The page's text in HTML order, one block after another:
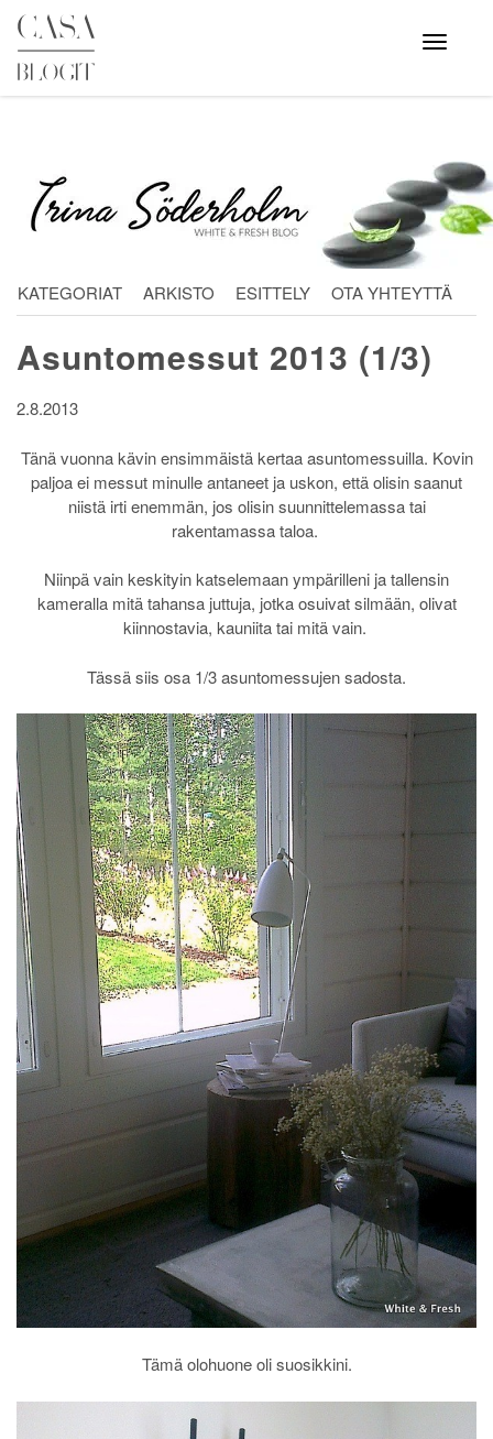
Skip
content
Avaa
valikko
KATEGORIAT ARKISTO ESITTELY OTA YHTEYTTÄ
Asuntomessut 2013 (1/3)
2.8.2013
Tänä vuonna kävin ensimmäistä kertaa asuntomessuilla. Kovin
paljoa ei messut minulle antaneet ja uskon, että olisin saanut
niistä irti enemmän, jos olisin suunnittelemassa tai
rakentamassa taloa.
Niinpä vain keskityin katselemaan ympärilleni ja tallensin
kameralla mitä tahansa juttuja, jotka osuivat silmään, olivat
kiinnostavia, kauniita tai mitä vain.
Tässä siis osa 1/3 asuntomessujen sadosta.
Tämä olohuone oli suosikkini.